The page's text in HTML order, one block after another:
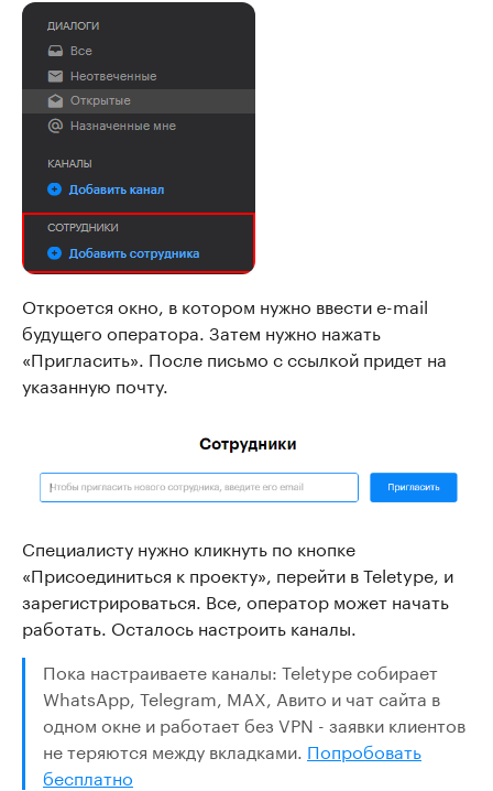
Откроется окно, в котором нужно ввести e-mail
будущего оператора. Затем нужно нажать
«Пригласить». После письмо с ссылкой придет на
указанную почту.
Специалисту нужно кликнуть по кнопке
«Присоединиться к проекту», перейти в Teletype, и
зарегистрироваться. Все, оператор может начать
работать. Осталось настроить каналы.
Пока настраиваете каналы: Teletype собирает
WhatsApp, Telegram, MAX, Авито и чат сайта в
одном окне и работает без VPN - заявки клиентов
не теряются между вкладками. Попробовать
бесплатно